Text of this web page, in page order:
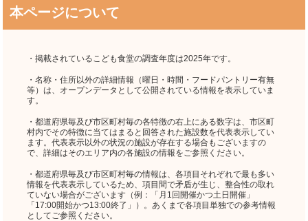
本ページについて
・掲載されているこども食堂の調査年度は2025年です。
・名称・住所以外の詳細情報（曜日・時間・フードパントリー有無
等）は、オープンデータとして公開されている情報を表示していま
す。
・都道府県毎及び市区町村毎の各特徴の右上にある数字は、市区町
村内でその特徴に当てはまると回答された施設数を代表表示してい
ます。代表表示以外の状況の施設が存在する場合もございますの
で、詳細はそのエリア内の各施設の情報をご参照ください。
・都道府県毎及び市区町村毎の情報は、各項目それぞれで最も多い
情報を代表表示しているため、項目間で矛盾が生じ、整合性の取れ
ていない場合がございます（例：「月1回開催かつ土日開催」
「17:00開始かつ13:00終了」）。あくまで各項目単独での参考情報
としてご参照ください。